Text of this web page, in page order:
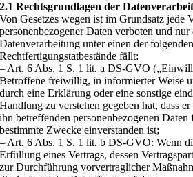
2.1 Rechtsgrundlagen der
Von Gesetzes wegen ist im Grundsatz jede
personenbezogener Daten verboten und
Datenverarbeitung unter einen der folgenden
Rechtfertigungstatbestände fällt:
– Art. 6 Abs. 1 S. 1 lit. a DS-GVO
Betroffene freiwillig, in informierter Weise
durch eine Erklärung oder eine sonstige
Handlung zu verstehen gegeben hat, dass
ihn betreffenden personenbezogenen Daten
bestimmte Zwecke einverstanden ist;
– Art. 6 Abs. 1 S. 1 lit. b DS-GVO: Wenn
Erfüllung eines Vertrags, dessen
zur Durchführung vorvertraglicher